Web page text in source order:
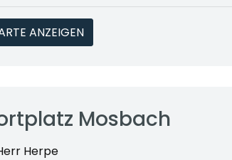
ANZEIGEN
Mosbach
Herpe